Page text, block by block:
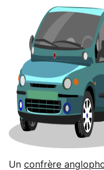
Un confrère